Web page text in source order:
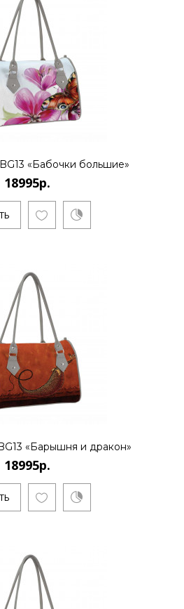
КУПИТЬ
Петербургский художник и
Алексей Сергиенко работает
«Бабочки большие»
18995р.
«Барышня и дракон»
18995р.